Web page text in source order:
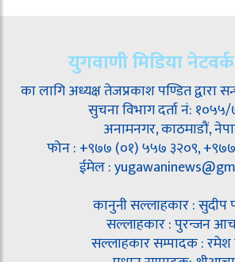
युगवाणी मिडिया नेटवर्क
का लागि अध्यक्ष तेजप्रकाश पण्डित द्वारा
सुचना विभाग दर्ता नं:
अनामनगर, काठमाडौं,
फोन : +९७७ (०१) ५५७ ३२०९,
ईमेल :
कानुनी सल्लाहकार : सुदीप
सल्लाहकार : पुरन्जन
सल्लाहकार सम्पादक :